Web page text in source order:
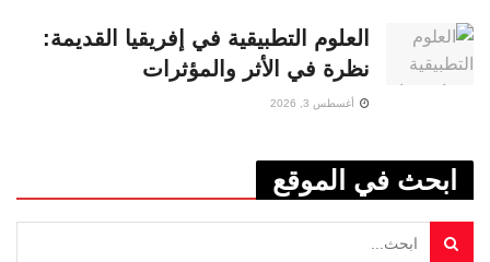
العلوم التطبيقية في إفريقيا القديمة:
نظرة في الأثر والمؤثرات
أغسطس 3, 2026
ابحث في الموقع